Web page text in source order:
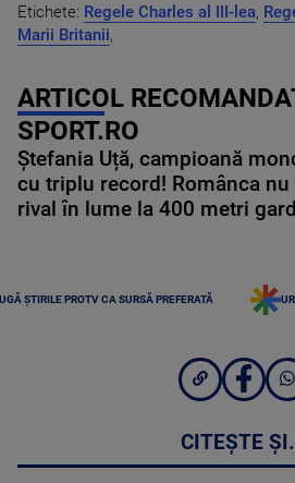
Etichete: Regele Charles al III-lea,
Marii Britanii,
ARTICOL
SPORT.RO
Ștefania Uță, campioană
cu triplu record! Românca nu
rival în lume la 400 metri
ȘTIRILE PROTV CA SURSĂ PREFERATĂ
CITEȘTE